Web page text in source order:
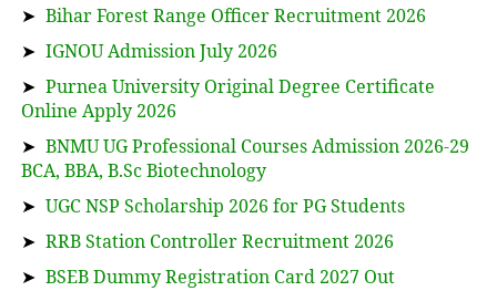
➤ Bihar Forest Range Officer Recruitment 2026
➤ IGNOU Admission July 2026
➤ Purnea University Original Degree Certificate
Online Apply 2026
➤ BNMU UG Professional Courses Admission 2026-29
BCA, BBA, B.Sc Biotechnology
➤ UGC NSP Scholarship 2026 for PG Students
➤ RRB Station Controller Recruitment 2026
➤ BSEB Dummy Registration Card 2027 Out